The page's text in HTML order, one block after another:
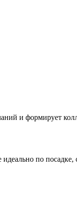
и формирует
идеально по